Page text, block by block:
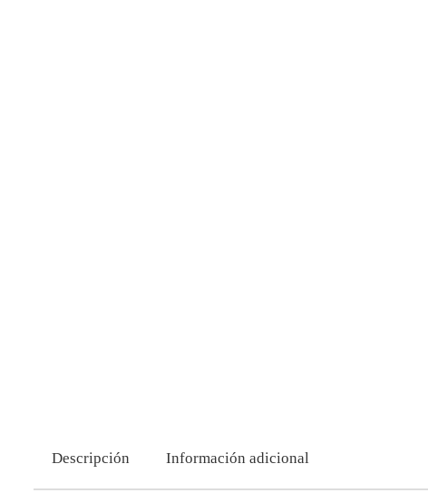
Descripción Información adicional